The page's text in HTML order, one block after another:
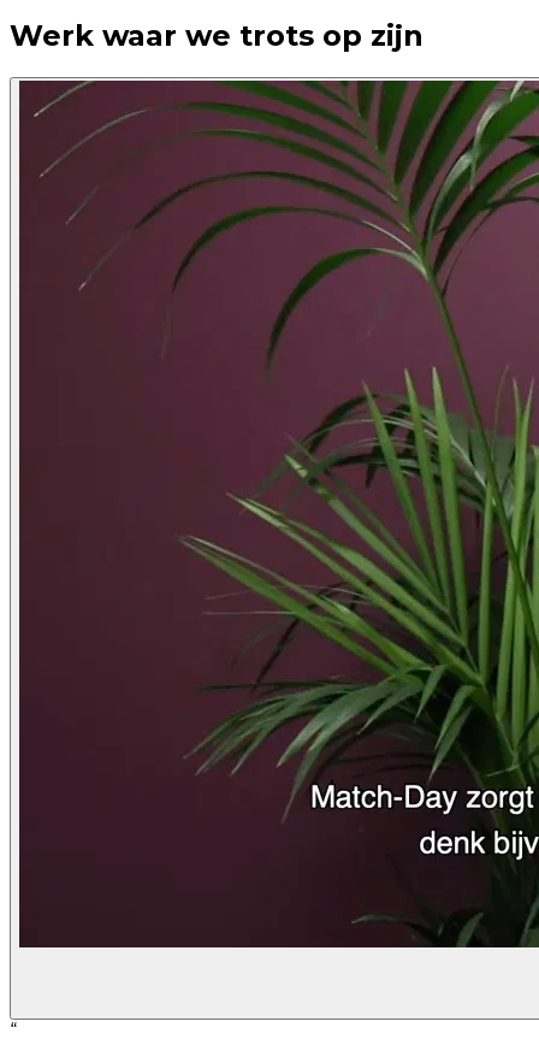
Werk waar we trots op zijn
“